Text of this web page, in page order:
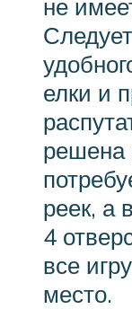
не
елки и
решена
реек, а
4
все
место.